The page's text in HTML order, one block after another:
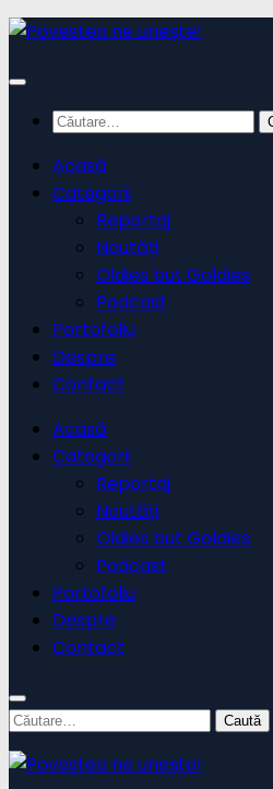
Skip
content
Caută
Acasă
Categorii
Reportaj
Noutăți
Oldies but Goldies
Podcast
Portofoliu
Despre
Contact
Acasă
Categorii
Reportaj
Noutăți
Oldies but Goldies
Podcast
Portofoliu
Despre
Contact
Caută
după: